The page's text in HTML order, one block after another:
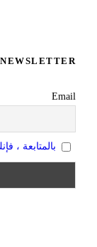
Email
بالمتابعة ،